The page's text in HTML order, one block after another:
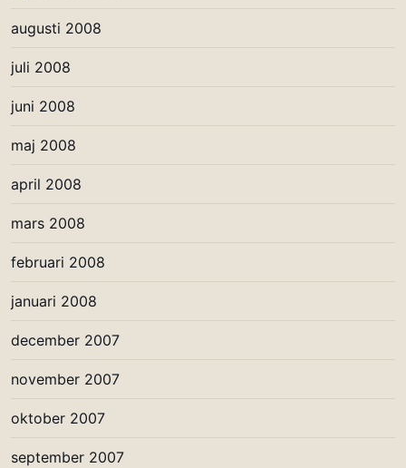
augusti 2008
juli 2008
juni 2008
maj 2008
april 2008
mars 2008
februari 2008
januari 2008
december 2007
november 2007
oktober 2007
september 2007